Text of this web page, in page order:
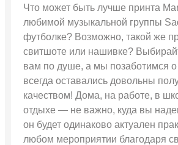
Что может быть лучше принта
любимой музыкальной группы
футболке? Возможно, такой же
свитшоте или нашивке?
вам по душе, а мы позаботимся
всегда оставались довольны
качеством! Дома, на работе, в
отдыхе — не важно, куда вы
он будет одинаково актуален
любом мероприятии благодаря